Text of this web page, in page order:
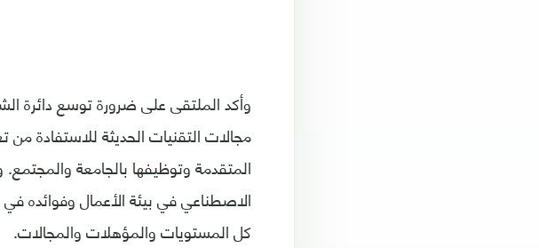
وأكد الملتقى على ضرورة توسع دائرة
مجالات التقنيات الحديثة للاستفادة من
المتقدمة وتوظيفها بالجامعة
الاصطناعي في بيئة الأعمال وفوائده
كل المستويات والمؤهلات والمجالات.